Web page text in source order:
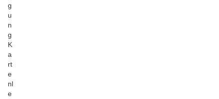
g
u
n
g
K
a
rt
e
nl
e